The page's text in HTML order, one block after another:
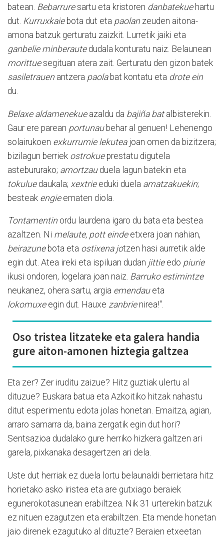
batean. Bebarruresartu eta kristoren danbatekue hartu
dut. Kurruxkaie bota dut eta paolan zeuden aitona-
amona batzuk gerturatu zaizkit. Lurretik jaiki eta
ganbelie minberautedudala konturatu naiz. Belaunean
morittuesegituan atera zait. Gerturatu den gizon batek
sasiletrauen antzera paola bat kontatu eta drote ein
du.
Belaxe aldamenekue azaldu da bajiña bat albisterekin.
Gaur ere parean portunaubehar al genuen! Lehenengo
solairukoen exkurrumie lekuteajoan omen da bizitzera;
bizilagun berriek ostrokueprestatu digutela
astebururako; amortzau duela lagun batekin eta
tokulue daukala; xextrieeduki duela amatzakuekin;
besteak engieematen diola.
Tontamentin ordu laurdena igaro du bata eta bestea
azaltzen. Ni melaute, pott eindeetxera joan nahian,
beirazunebota eta ostixena jotzen hasi aurretik alde
egin dut. Atea ireki eta ispiluan dudan jittie edo piurie
ikusi ondoren, logelara joan naiz. Barruko estimintze
neukanez, ohera sartu, argia emendaueta
lokomuxe egin dut. Hauxe zanbrie nirea!".
Oso tristea litzateke eta galera handia
gure aiton-amonen hiztegia galtzea
Eta zer? Zer iruditu zaizue? Hitz guztiak ulertu al
dituzue? Euskara batua eta Azkoitiko hitzak nahastu
ditut esperimentu edota jolas honetan. Emaitza, agian,
arraro samarra da, baina zergatik egin dut hori?
Sentsazioa dudalako gure herriko hizkera galtzen ari
garela, pixkanaka desagertzen ari dela.
Uste dut herriak ez duela lortu belaunaldi berrietara hitz
horietako asko iristea eta are gutxiago beraiek
egunerokotasunean erabiltzea. Nik 31 urterekin batzuk
ez nituen ezagutzen eta erabiltzen. Eta mende honetan
jaio direnek ezagutuko al dituzte? Beraien etxeetan